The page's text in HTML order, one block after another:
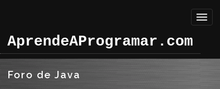
AprendeAProgramar.com
Foro de Java